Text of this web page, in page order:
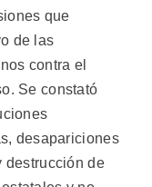
que
de las
contra el
Se constató
desapariciones
destrucción de